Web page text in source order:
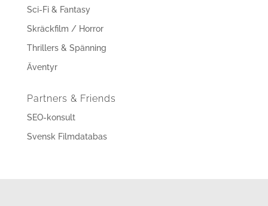
Sci-Fi & Fantasy
Skräckfilm / Horror
Thrillers & Spänning
Äventyr
Partners & Friends
SEO-konsult
Svensk Filmdatabas